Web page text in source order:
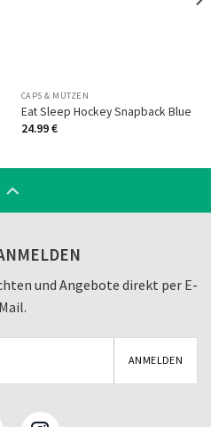
CAPS & MÜTZEN
Eat Sleep Hockey Snapback Blue
24.99€
und Angebote direkt per E-
Mail.